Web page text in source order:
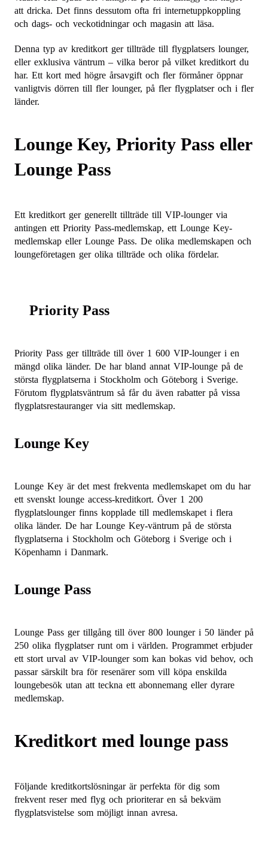
att dricka. Det finns dessutom ofta fri internetuppkoppling
och dags- och veckotidningar och magasin att läsa.
Denna typ av kreditkort ger tillträde till flygplatsers lounger,
eller exklusiva väntrum – vilka beror på vilket kreditkort du
har. Ett kort med högre årsavgift och fler förmåner öppnar
vanligtvis dörren till fler lounger, på fler flygplatser och i fler
länder.
Lounge Key, Priority Pass eller
Lounge Pass
Ett kreditkort ger generellt tillträde till VIP-lounger via
antingen ett Priority Pass-medlemskap, ett Lounge Key-
medlemskap eller Lounge Pass. De olika medlemskapen och
loungeföretagen ger olika tillträde och olika fördelar.
Priority Pass
Priority Pass ger tillträde till över 1 600 VIP-lounger i en
mängd olika länder. De har bland annat VIP-lounge på de
största flygplatserna i Stockholm och Göteborg i Sverige.
Förutom flygplatsväntrum så får du även rabatter på vissa
flygplatsrestauranger via sitt medlemskap.
Lounge Key
Lounge Key är det mest frekventa medlemskapet om du har
ett svenskt lounge access-kreditkort. Över 1 200
flygplatslounger finns kopplade till medlemskapet i flera
olika länder. De har Lounge Key-väntrum på de största
flygplatserna i Stockholm och Göteborg i Sverige och i
Köpenhamn i Danmark.
Lounge Pass
Lounge Pass ger tillgång till över 800 lounger i 50 länder på
250 olika flygplatser runt om i världen. Programmet erbjuder
ett stort urval av VIP-lounger som kan bokas vid behov, och
passar särskilt bra för resenärer som vill köpa enskilda
loungebesök utan att teckna ett abonnemang eller dyrare
medlemskap.
Kreditkort med lounge pass
Följande kreditkortslösningar är perfekta för dig som
frekvent reser med flyg och prioriterar en så bekväm
flygplatsvistelse som möjligt innan avresa.